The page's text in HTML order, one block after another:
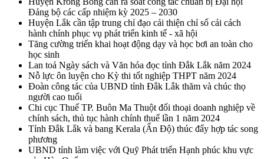
Đảng bộ các cấp nhiệm kỳ 2025 – 2030
Huyện Lắk cần tập trung chỉ đạo cải thiện chỉ số cải cách
hành chính phục vụ phát triển kinh tế - xã hội
Tăng cường triển khai hoạt động dạy và học bơi an toàn cho
học sinh
Lan toả Ngày sách và Văn hóa đọc tỉnh Đắk Lắk năm 2024
Nỗ lực ôn luyện cho Kỳ thi tốt nghiệp THPT năm 2024
Đoàn công tác của UBND tỉnh Đắk Lắk thăm và chúc thọ
người cao tuổi
Chi cục Thuế TP. Buôn Ma Thuột đối thoại doanh nghiệp về
chính sách, thủ tục hành chính thuế lần 1 năm 2024
Tỉnh Đắk Lắk và bang Kerala (Ấn Độ) thúc đẩy hợp tác song
phương
UBND tỉnh làm việc với Quỹ Phát triển Hạnh phúc khu vực